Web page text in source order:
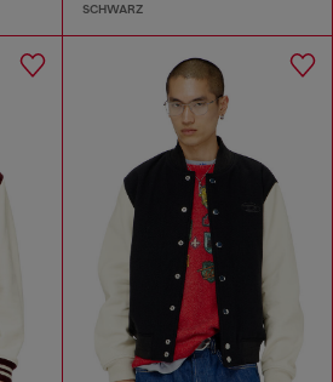
SCHWARZ